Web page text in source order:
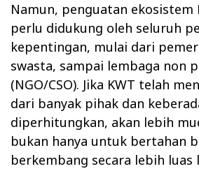
Namun, penguatan ekosistem
perlu didukung oleh seluruh
kepentingan, mulai dari
swasta, sampai lembaga non
(NGO/CSO). Jika KWT telah
dari banyak pihak dan
diperhitungkan, akan lebih
bukan hanya untuk bertahan
berkembang secara lebih luas